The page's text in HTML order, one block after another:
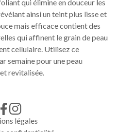
qui élimine en douceur les
ainsi un teint plus lisse et
mais efficace contient des
qui affinent le grain de peau
cellulaire. Utilisez ce
semaine pour une peau
revitalisée.
légales